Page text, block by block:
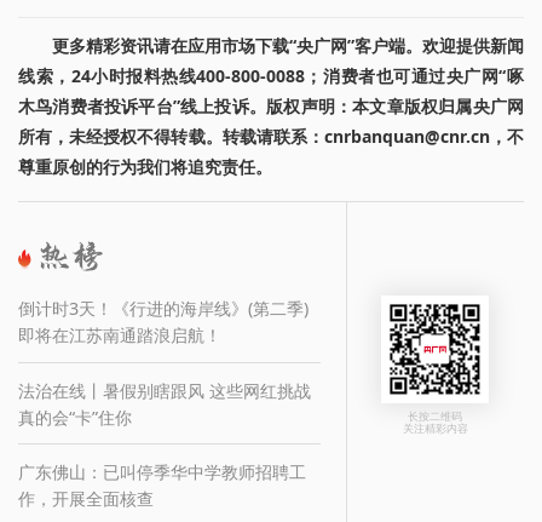
更多精彩资讯请在应用市场下载“央广网”客户端。欢迎提供新闻
线索，24小时报料热线400-800-0088；消费者也可通过央广网“啄
木鸟消费者投诉平台”线上投诉。版权声明：本文章版权归属央广网
所有，未经授权不得转载。转载请联系：cnrbanquan@cnr.cn，不
尊重原创的行为我们将追究责任。
倒计时3天！《行进的海岸线》(第二季)
即将在江苏南通踏浪启航！
法治在线丨暑假别瞎跟风 这些网红挑战
真的会“卡”住你
广东佛山：已叫停季华中学教师招聘工
作，开展全面核查
长按二维码
关注精彩内容